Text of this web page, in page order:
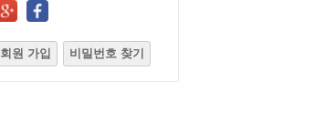
회원 가입 비밀번호 찾기